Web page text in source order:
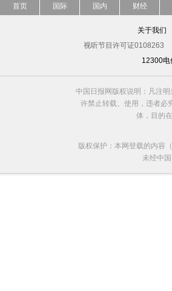
首页 国际 国内 财经
关于我们
视听节目许可证0108263
12300电
中国日报网版权说明：凡注
许禁止转载、使用，违者必
体，目的
版权保护：本网登载的内容
未经中